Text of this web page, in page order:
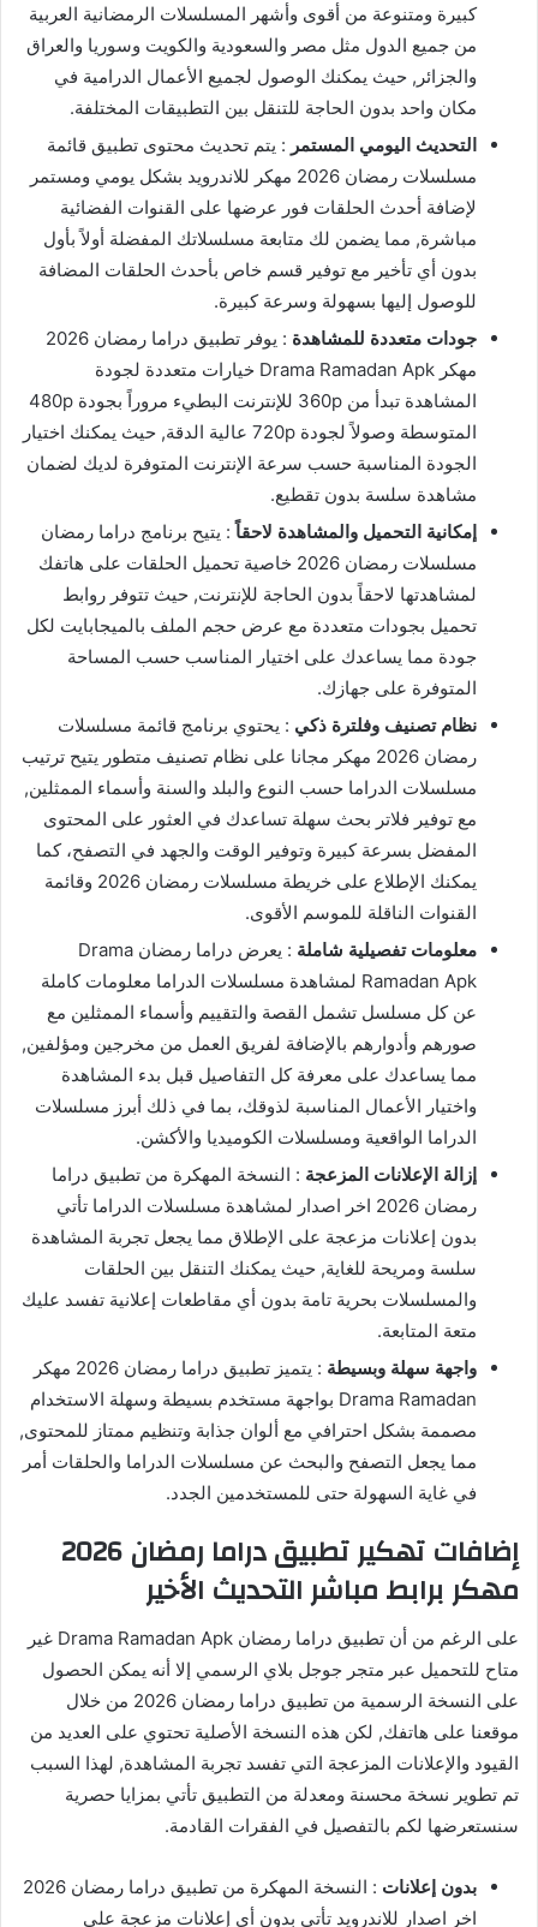
كبيرة ومتنوعة من أقوى وأشهر المسلسلات الرمضانية العربية
من جميع الدول مثل مصر والسعودية والكويت وسوريا والعراق
والجزائر, حيث يمكنك الوصول لجميع الأعمال الدرامية في
مكان واحد بدون الحاجة للتنقل بين التطبيقات المختلفة.
التحديث اليومي المستمر : يتم تحديث محتوى تطبيق قائمة
مسلسلات رمضان 2026 مهكر للاندرويد بشكل يومي ومستمر
لإضافة أحدث الحلقات فور عرضها على القنوات الفضائية
مباشرة, مما يضمن لك متابعة مسلسلاتك المفضلة أولاً بأول
بدون أي تأخير مع توفير قسم خاص بأحدث الحلقات المضافة
للوصول إليها بسهولة وسرعة كبيرة.
جودات متعددة للمشاهدة
: يوفر تطبيق دراما رمضان 2026
مهكر Drama Ramadan Apk خيارات متعددة لجودة
المشاهدة تبدأ من 360p للإنترنت البطيء مروراً بجودة 480p
المتوسطة وصولاً لجودة 720p عالية الدقة, حيث يمكنك اختيار
الجودة المناسبة حسب سرعة الإنترنت المتوفرة لديك لضمان
مشاهدة سلسة بدون تقطيع.
إمكانية التحميل والمشاهدة لاحقاً: يتيح برنامج دراما رمضان
مسلسلات رمضان 2026 خاصية تحميل الحلقات على هاتفك
لمشاهدتها لاحقاً بدون الحاجة للإنترنت, حيث تتوفر روابط
تحميل بجودات متعددة مع عرض حجم الملف بالميجابايت لكل
جودة مما يساعدك على اختيار المناسب حسب المساحة
المتوفرة على جهازك.
نظام تصنيف وفلترة ذكي : يحتوي برنامج قائمة مسلسلات
رمضان 2026 مهكر مجانا على نظام تصنيف متطور يتيح ترتيب
مسلسلات الدراما حسب النوع والبلد والسنة وأسماء الممثلين,
مع توفير فلاتر بحث سهلة تساعدك في العثور على المحتوى
المفضل بسرعة كبيرة وتوفير الوقت والجهد في التصفح، كما
يمكنك الإطلاع على خريطة مسلسلات رمضان 2026 وقائمة
القنوات الناقلة للموسم الأقوى.
معلومات تفصيلية شاملة
: يعرض دراما رمضان Drama
Ramadan Apk لمشاهدة مسلسلات الدراما معلومات كاملة
عن كل مسلسل تشمل القصة والتقييم وأسماء الممثلين مع
صورهم وأدوارهم بالإضافة لفريق العمل من مخرجين ومؤلفين,
مما يساعدك على معرفة كل التفاصيل قبل بدء المشاهدة
واختيار الأعمال المناسبة لذوقك، بما في ذلك أبرز مسلسلات
الدراما الواقعية ومسلسلات الكوميديا والأكشن.
إزالة الإعلانات المزعجة : النسخة المهكرة من تطبيق دراما
رمضان 2026 اخر اصدار لمشاهدة مسلسلات الدراما تأتي
بدون إعلانات مزعجة على الإطلاق مما يجعل تجربة المشاهدة
سلسة ومريحة للغاية, حيث يمكنك التنقل بين الحلقات
والمسلسلات بحرية تامة بدون أي مقاطعات إعلانية تفسد عليك
متعة المتابعة.
واجهة سهلة وبسيطة
: يتميز تطبيق دراما رمضان 2026 مهكر
Drama Ramadan بواجهة مستخدم بسيطة وسهلة الاستخدام
مصممة بشكل احترافي مع ألوان جذابة وتنظيم ممتاز للمحتوى,
مما يجعل التصفح والبحث عن مسلسلات الدراما والحلقات أمر
في غاية السهولة حتى للمستخدمين الجدد.
إضافات تهكير تطبيق دراما رمضان 2026
مهكر برابط مباشر التحديث الأخير
على الرغم من أن تطبيق دراما رمضان Drama Ramadan Apk غير
متاح للتحميل عبر متجر جوجل بلاي الرسمي إلا أنه يمكن الحصول
على النسخة الرسمية من تطبيق دراما رمضان 2026 من خلال
موقعنا على هاتفك, لكن هذه النسخة الأصلية تحتوي على العديد من
القيود والإعلانات المزعجة التي تفسد تجربة المشاهدة, لهذا السبب
تم تطوير نسخة محسنة ومعدلة من التطبيق تأتي بمزايا حصرية
سنستعرضها لكم بالتفصيل في الفقرات القادمة.
بدون إعلانات
: النسخة المهكرة من تطبيق دراما رمضان 2026
اخر اصدار للاندرويد تأتي بدون أي إعلانات مزعجة على